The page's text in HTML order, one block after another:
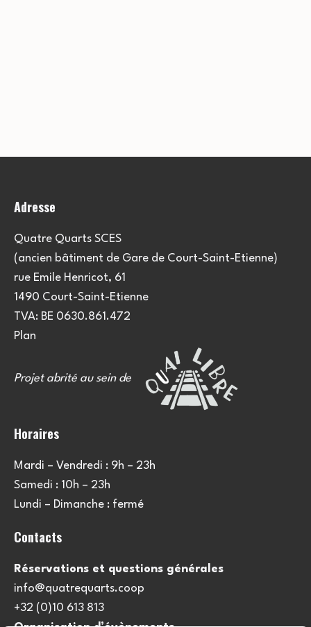
Adresse
Quatre Quarts SCES
(ancien bâtiment de Gare de Court-Saint-Etienne)
rue Emile Henricot, 61
1490 Court-Saint-Etienne
TVA: BE 0630.861.472
Plan
Projet abrité au sein de
Horaires
Mardi – Vendredi : 9h – 23h
Samedi : 10h – 23h
Lundi – Dimanche : fermé
Contacts
Réservations et questions générales
info@quatrequarts.coop
+32 (0)10 613 813